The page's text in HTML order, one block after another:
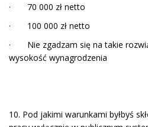
· 70 000 zł netto
· 100 000 zł netto
· Nie zgadzam się na takie
wysokość wynagrodzenia
10. Pod jakimi warunkami byłbyś